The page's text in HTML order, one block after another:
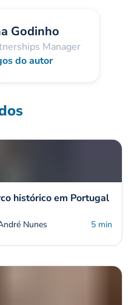
Godinho
Manager
do autor
histórico em Portugal
Nunes 5 min